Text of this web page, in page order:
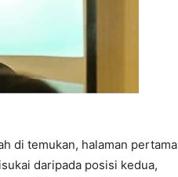
di temukan, halaman pertama
daripada posisi kedua,